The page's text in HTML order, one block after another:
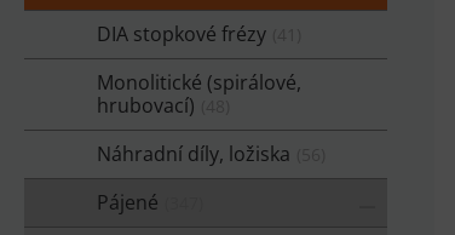
DIA stopkové frézy
Monolitické (spirálové,
hrubovací)
Náhradní díly, ložiska
Pájené